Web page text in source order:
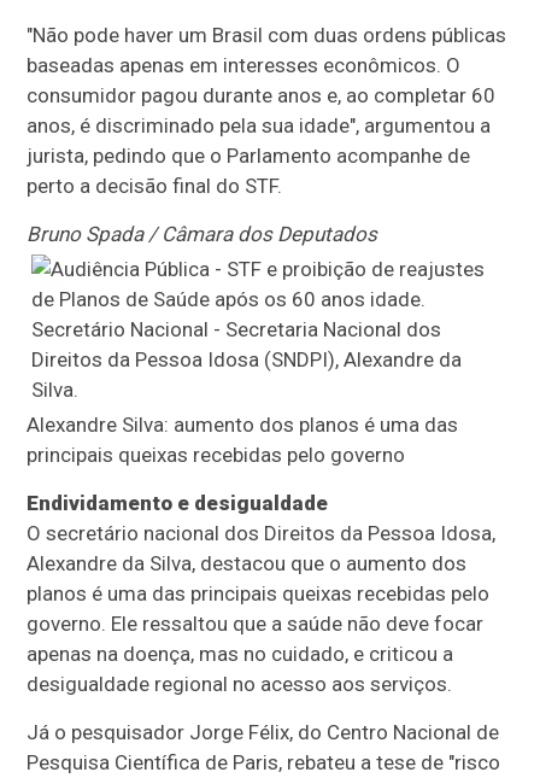
"Não pode haver um Brasil com duas ordens públicas
baseadas apenas em interesses econômicos. O
consumidor pagou durante anos e, ao completar 60
anos, é discriminado pela sua idade", argumentou a
jurista, pedindo que o Parlamento acompanhe de
perto a decisão final do STF.
Bruno Spada / Câmara dos Deputados
Alexandre Silva: aumento dos planos é uma das
principais queixas recebidas pelo governo
Endividamento e desigualdade
O secretário nacional dos Direitos da Pessoa Idosa,
Alexandre da Silva, destacou que o aumento dos
planos é uma das principais queixas recebidas pelo
governo. Ele ressaltou que a saúde não deve focar
apenas na doença, mas no cuidado, e criticou a
desigualdade regional no acesso aos serviços.
Já o pesquisador Jorge Félix, do Centro Nacional de
Pesquisa Científica de Paris, rebateu a tese de "risco